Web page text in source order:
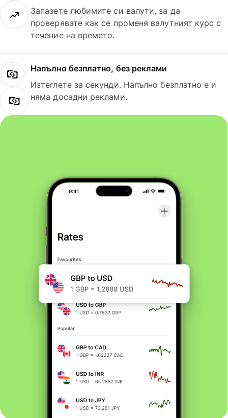
Запазете любимите си валути, за да
проверявате как се променя валутният курс с
течение на времето.
Напълно безплатно, без реклами
Изтеглете за секунди. Напълно безплатно е и
няма досадни реклами.